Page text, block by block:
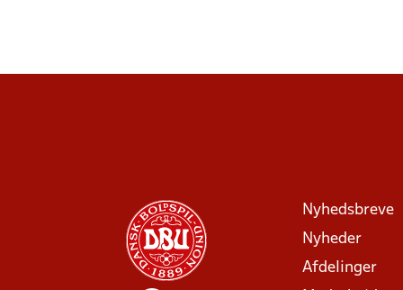
Nyhedsbreve
Nyheder
Afdelinger